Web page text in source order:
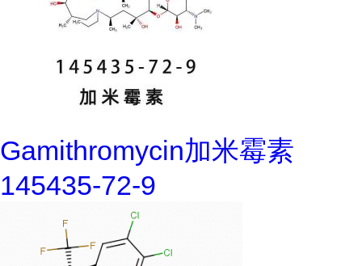
Gamithromycin加米霉素
145435-72-9